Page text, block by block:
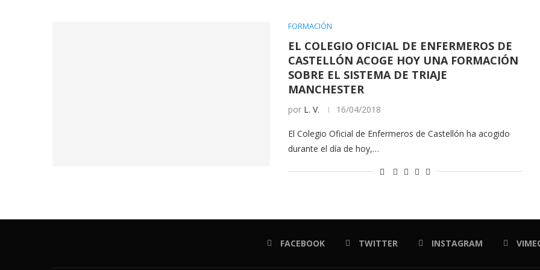
FORMACIÓN
EL COLEGIO OFICIAL DE ENFERMEROS DE
CASTELLÓN ACOGE HOY UNA FORMACIÓN
SOBRE EL SISTEMA DE TRIAJE
MANCHESTER
por L. V. 16/04/2018
El Colegio Oficial de Enfermeros de Castellón ha acogido
durante el día de hoy,…
FACEBOOK TWITTER INSTAGRAM